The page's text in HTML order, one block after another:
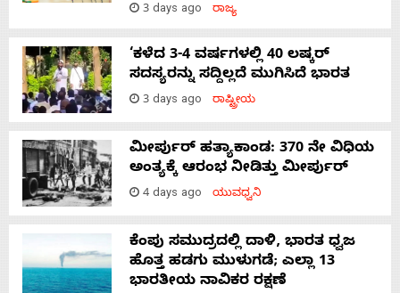
3 days ago ರಾಜ್ಯ
‘ಕಳೆದ 3-4 ವರ್ಷಗಳಲ್ಲಿ 40 ಲಷ್ಕರ್
ಸದಸ್ಯರನ್ನು ಸದ್ದಿಲ್ಲದೆ ಮುಗಿಸಿದೆ ಭಾರತ
3 days ago ರಾಷ್ಟ್ರೀಯ
ಮೀರ್ಪುರ್ ಹತ್ಯಾಕಾಂಡ: 370 ನೇ ವಿಧಿಯ
ಅಂತ್ಯಕ್ಕೆ ಆರಂಭ ನೀಡಿತ್ತು ಮೀರ್ಪುರ್
4 days ago ಯುವಧ್ವನಿ
ಕೆಂಪು ಸಮುದ್ರದಲ್ಲಿ ದಾಳಿ, ಭಾರತ ಧ್ವಜ
ಹೊತ್ತ ಹಡಗು ಮುಳುಗಡೆ; ಎಲ್ಲಾ 13
ಭಾರತೀಯ ನಾವಿಕರ ರಕ್ಷಣೆ